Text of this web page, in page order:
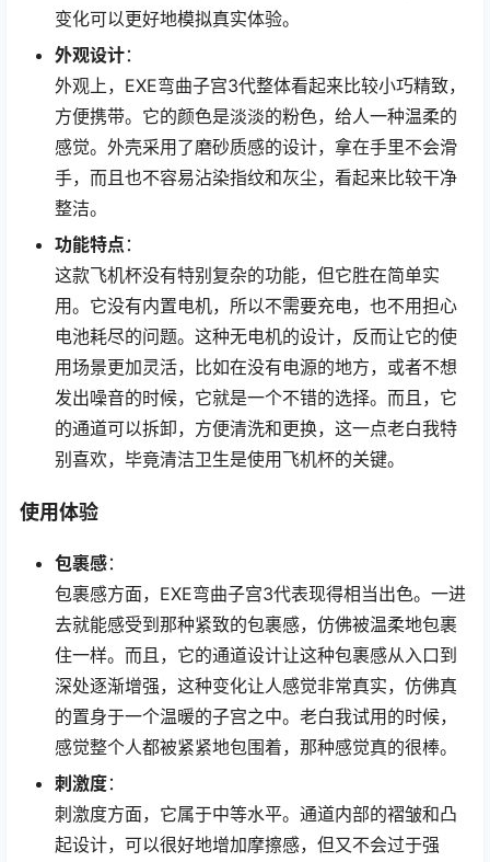
变化可以更好地模拟真实体验。
外观设计：
外观上，EXE弯曲子宫3代整体看起来比较小巧精致，
方便携带。它的颜色是淡淡的粉色，给人一种温柔的
感觉。外壳采用了磨砂质感的设计，拿在手里不会滑
手，而且也不容易沾染指纹和灰尘，看起来比较干净
整洁。
功能特点 ：
这款飞机杯没有特别复杂的功能，但它胜在简单实
用。它没有内置电机，所以不需要充电，也不用担心
电池耗尽的问题。这种无电机的设计，反而让它的使
用场景更加灵活，比如在没有电源的地方，或者不想
发出噪音的时候，它就是一个不错的选择。而且，它
的通道可以拆卸，方便清洗和更换，这一点老白我特
别喜欢，毕竟清洁卫生是使用飞机杯的关键。
使用体验
包裹感：
包裹感方面，EXE弯曲子宫3代表现得相当出色。一进
去就能感受到那种紧致的包裹感，仿佛被温柔地包裹
住一样。而且，它的通道设计让这种包裹感从入口到
深处逐渐增强，这种变化让人感觉非常真实，仿佛真
的置身于一个温暖的子宫之中。老白我试用的时候，
感觉整个人都被紧紧地包围着，那种感觉真的很棒。
刺激度：
刺激度方面，它属于中等水平。通道内部的褶皱和凸
起设计，可以很好地增加摩擦感，但又不会过于强